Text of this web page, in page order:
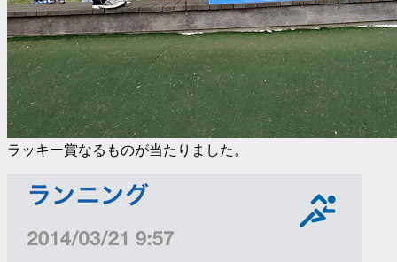
ラッキー賞なるものが当たりました。